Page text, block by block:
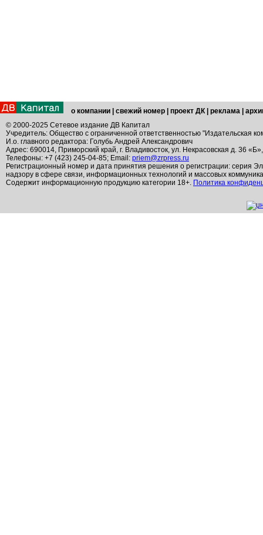
о компании свежий номер проект ДК реклама
© 2000-2025 Сетевое издание ДВ Капитал
Учредитель: Общество с ограниченной ответственностью "Издательская
И.о. главного редактора: Голубь Андрей Александрович
Адрес: 690014, Приморский край, г. Владивосток, ул. Некрасовская д. 36
Телефоны: +7 (423) 245-04-85; Email: priem@zrpress.ru
Регистрационный номер и дата принятия решения о регистрации: серия
надзору в сфере связи, информационных технологий и массовых
Содержит информационную продукцию категории 18+. Политика